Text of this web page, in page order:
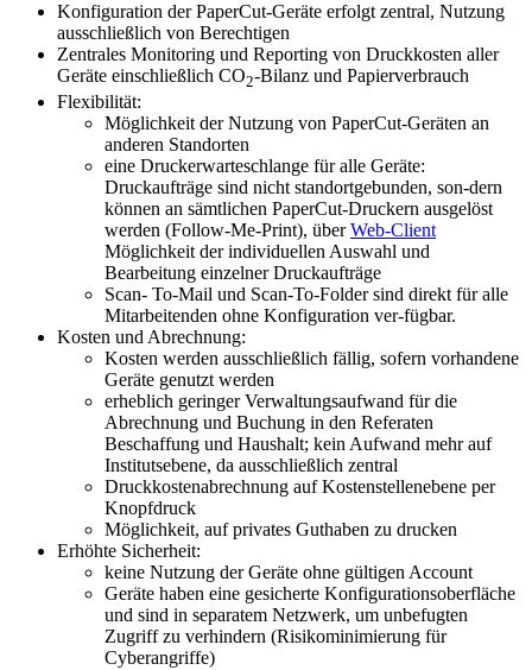
Konfiguration der PaperCut-Geräte erfolgt zentral, Nutzung
ausschließlich von Berechtigen
Zentrales Monitoring und Reporting von Druckkosten aller
Geräte einschließlich CO2-Bilanz und Papierverbrauch
Flexibilität:
Möglichkeit der Nutzung von PaperCut-Geräten an
anderen Standorten
eine Druckerwarteschlange für alle Geräte:
Druckaufträge sind nicht standortgebunden, son-dern
können an sämtlichen PaperCut-Druckern ausgelöst
werden (Follow-Me-Print), überWeb-Client
Möglichkeit der individuellen Auswahl und
Bearbeitung einzelner Druckaufträge
Scan- To-Mail und Scan-To-Folder sind direkt für alle
Mitarbeitenden ohne Konfiguration ver-fügbar.
Kosten und Abrechnung:
Kosten werden ausschließlich fällig, sofern vorhandene
Geräte genutzt werden
erheblich geringer Verwaltungsaufwand für die
Abrechnung und Buchung in den Referaten
Beschaffung und Haushalt; kein Aufwand mehr auf
Institutsebene, da ausschließlich zentral
Druckkostenabrechnung auf Kostenstellenebene per
Knopfdruck
Möglichkeit, auf privates Guthaben zu drucken
Erhöhte Sicherheit:
keine Nutzung der Geräte ohne gültigen Account
Geräte haben eine gesicherte Konfigurationsoberfläche
und sind in separatem Netzwerk, um unbefugten
Zugriff zu verhindern (Risikominimierung für
Cyberangriffe)